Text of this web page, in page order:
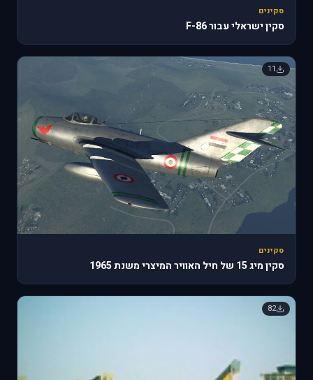
סקינים
סקין ישראלי עבור F-86
11
סקינים
סקין מיג 15 של חיל האוויר המיצרי משנת 1965
82